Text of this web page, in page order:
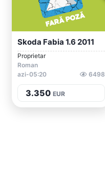
Skoda Fabia 1.6 2011
Proprietar
Roman
azi-05:20
6498
3.350 EUR